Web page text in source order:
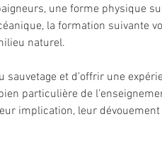
une forme physique
la formation suivante
naturel.
et d’offrir une
particulière de
implication, leur